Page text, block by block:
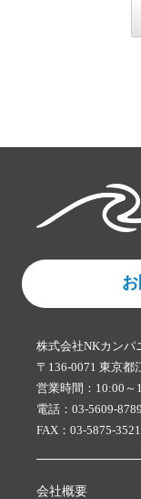
株式会社NKカンパ
〒136-0071 東京
営業時間：10:00～
電話：03-5609-8789
FAX：03-5875-3521
会社概要